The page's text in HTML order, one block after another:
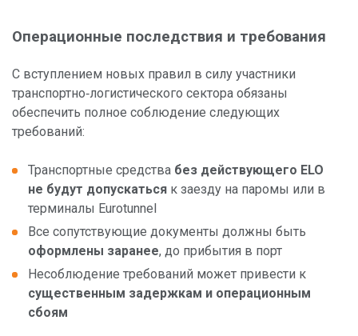
Операционные последствия и требования
С вступлением новых правил в силу участники
транспортно‑логистического сектора обязаны
обеспечить полное соблюдение следующих
требований:
Транспортные средства без действующего ELO
не будут допускаться к заезду на паромы или в
терминалы Eurotunnel
Все сопутствующие документы должны быть
оформлены заранее, до прибытия в порт
Несоблюдение требований может привести к
существенным задержкам и операционным
сбоям